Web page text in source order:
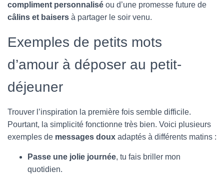
compliment personnalisé ou d’une promesse future de
câlins et baisers à partager le soir venu.
Exemples de petits mots
d’amour à déposer au petit-
déjeuner
Trouver l’inspiration la première fois semble difficile.
Pourtant, la simplicité fonctionne très bien. Voici plusieurs
exemples de messages doux adaptés à différents matins :
Passe une jolie journée, tu fais briller mon
quotidien.